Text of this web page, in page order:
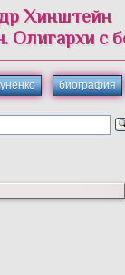
Хинштейн
Олигархи с
биография